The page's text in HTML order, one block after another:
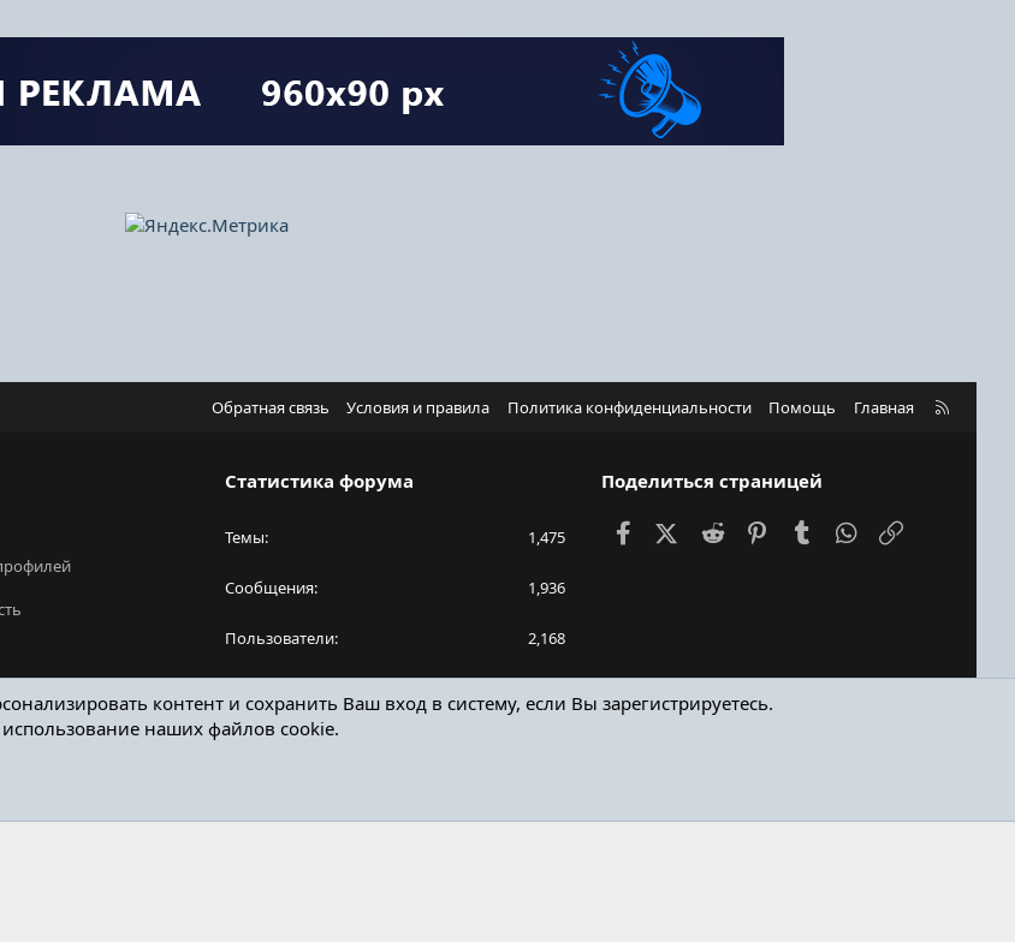
Обратная связь Условия и правила Политика конфиденциальности Помощь Главная
R
Статистика форума
Темы 1,475
Сообщения 1,936
Пользователи 2,168
Поделиться страницей
FacebookX (Twitter)
Reddit PinterestTumblr WhatsApp
контент и сохранить Ваш вход в систему, если Вы зарегистрируетесь.
использование наших файлов cookie.